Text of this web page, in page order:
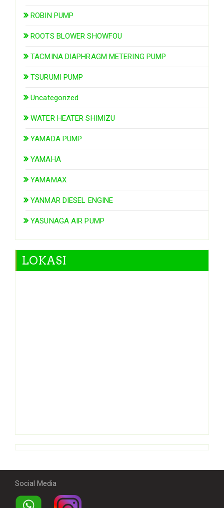
ROBIN PUMP
ROOTS BLOWER SHOWFOU
TACMINA DIAPHRAGM METERING PUMP
TSURUMI PUMP
Uncategorized
WATER HEATER SHIMIZU
YAMADA PUMP
YAMAHA
YAMAMAX
YANMAR DIESEL ENGINE
YASUNAGA AIR PUMP
LOKASI
Social Media